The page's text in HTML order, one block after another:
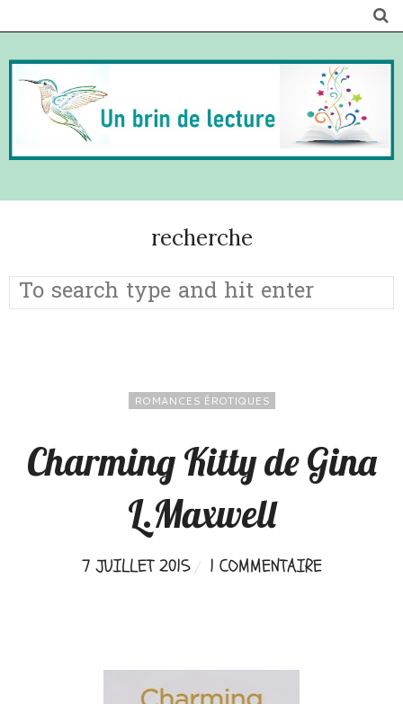
recherche
ROMANCES ÉROTIQUES
Charming Kitty de Gina
L.Maxwell
7 JUILLET 2015 1 COMMENTAIRE